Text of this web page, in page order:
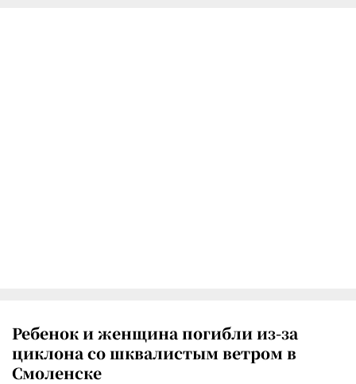
Ребенок и женщина погибли из-за
циклона со шквалистым ветром в
Смоленске